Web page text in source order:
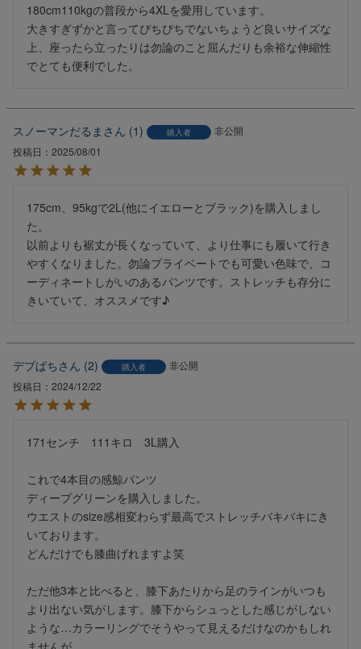
180cm110kgの普段から4XLを愛用しています。
大きすぎずかと言ってぴちぴちでないちょうど良いサイズな
上、座ったら立ったりは勿論のこと屈んだりも余裕な伸縮性
でとても便利でした。
スノーマンだるま 1 購入者
非公開
投稿日
2025/08/01
175cm、95kgで2L(他にイエローとブラック)を購入しまし
た。
以前よりも裾丈が長くなっていて、より仕事にも履いて行き
やすくなりました。勿論プライベートでも可愛い色味で、コ
ーディネートしがいのあるパンツです。ストレッチも存分に
きいていて、オススメです♪
デブぱち 2 購入者
非公開
投稿日
2024/12/22
171センチ　111キロ　3L購入
これで4本目の感鯨パンツ
ディープグリーンを購入しました。
ウエストのsize感相変わらず最高でストレッチバキバキにき
いております。
どんだけでも膝曲げれますよ笑
ただ他3本と比べると、膝下あたりから足のラインがいつも
より出ない気がします。膝下からシュっとした感じがしない
ような…カラーリングでそうやって見えるだけなのかもしれ
ませんが。